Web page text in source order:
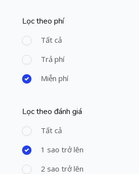
Bỏ qua [Cocoon] Course Filter (Paid)
Lọc theo phí
Tất cả
Trả phí
Miễn phí
Bỏ qua [Cocoon] Course Filter (Rating)
Lọc theo đánh giá
Tất cả
1 sao trở lên
2 sao trở lên